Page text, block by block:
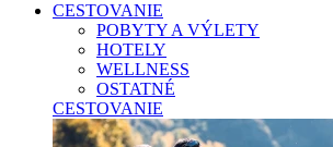
CESTOVANIE
POBYTY A VÝLETY
HOTELY
WELLNESS
OSTATNÉ
CESTOVANIE